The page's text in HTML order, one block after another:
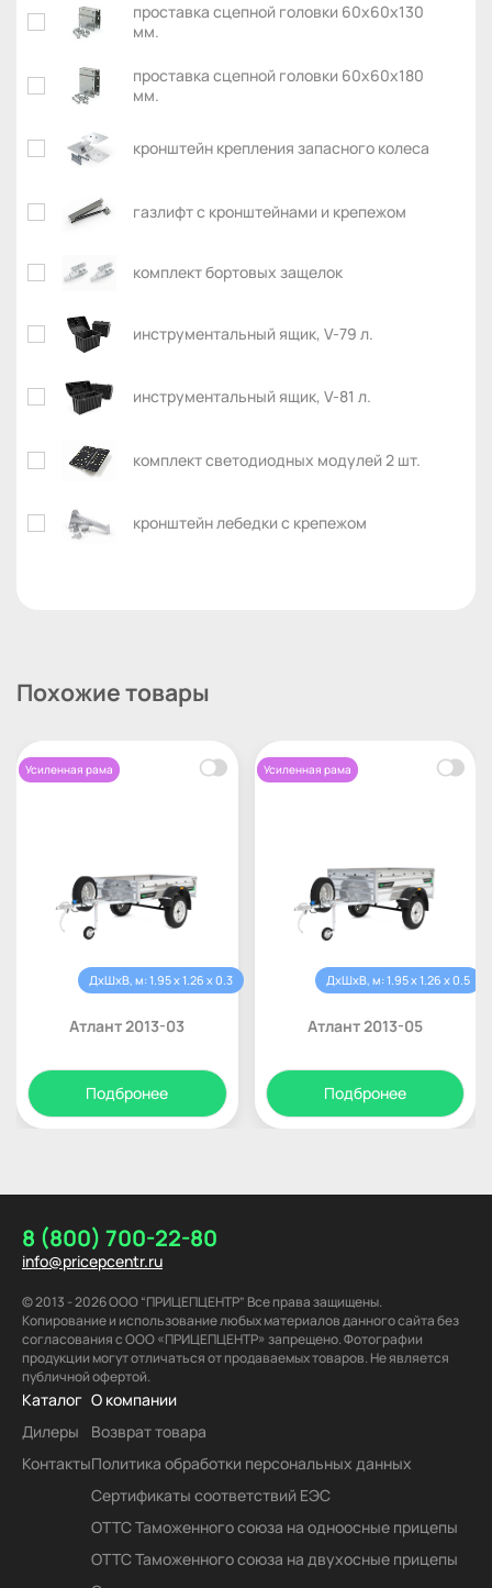
проставка сцепной головки 60х60х130
мм.
проставка сцепной головки 60х60х180
мм.
кронштейн крепления запасного колеса
газлифт с кронштейнами и крепежом
комплект бортовых защелок
инструментальный ящик, V-79 л.
инструментальный ящик, V-81 л.
комплект светодиодных модулей 2 шт.
кронштейн лебедки с крепежом
Похожие товары
Усиленная рама
ДхШхВ, м: 1.95 x 1.26 x 0.3
Атлант 2013-03
Подбронее
Усиленная рама
ДхШхВ, м: 1.95 x 1.26 x 0.5
Атлант 2013-05
Подбронее
8 (800) 700-22-80
info@pricepcentr.ru
© 2013 - 2026 ООО “ПРИЦЕПЦЕНТР” Все права защищены.
Копирование и использование любых материалов данного сайта без
согласования с ООО «ПРИЦЕПЦЕНТР» запрещено. Фотографии
продукции могут отличаться от продаваемых товаров. Не является
публичной офертой.
Каталог
Дилеры
Контакты
О компании
Возврат товара
Политика обработки персональных данных
Сертификаты соответствий ЕЭС
ОТТС Таможенного союза на одноосные прицепы
ОТТС Таможенного союза на двухосные прицепы